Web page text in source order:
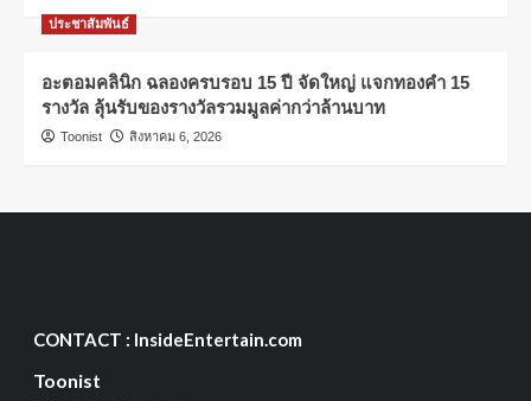
ประชาสัมพันธ์
อะตอมคลินิก ฉลองครบรอบ 15 ปี จัดใหญ่ แจกทองคำ 15
รางวัล ลุ้นรับของรางวัลรวมมูลค่ากว่าล้านบาท
Toonist สิงหาคม 6, 2026
CONTACT : InsideEntertain.com
Toonist